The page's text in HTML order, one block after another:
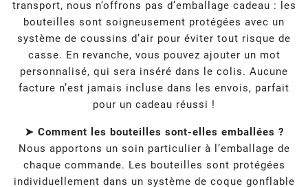
transport, nous n’offrons pas d’emballage cadeau : les
bouteilles sont soigneusement protégées avec un
système de coussins d’air pour éviter tout risque de
casse. En revanche, vous pouvez ajouter un mot
personnalisé, qui sera inséré dans le colis. Aucune
facture n’est jamais incluse dans les envois, parfait
pour un cadeau réussi !
➤ Comment les bouteilles sont-elles emballées ?
Nous apportons un soin particulier à l’emballage de
chaque commande. Les bouteilles sont protégées
individuellement dans un système de coque gonflable